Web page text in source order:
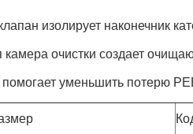
изолирует наконечник
камера очистки создает
помогает уменьшить потерю